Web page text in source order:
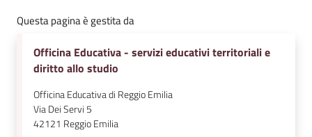
Questa pagina è gestita da
Officina Educativa - servizi educativi territoriali e
diritto allo studio
Officina Educativa di Reggio Emilia
Via Dei Servi 5
42121 Reggio Emilia